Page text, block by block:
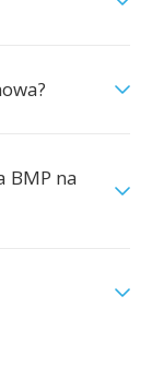
BMP na